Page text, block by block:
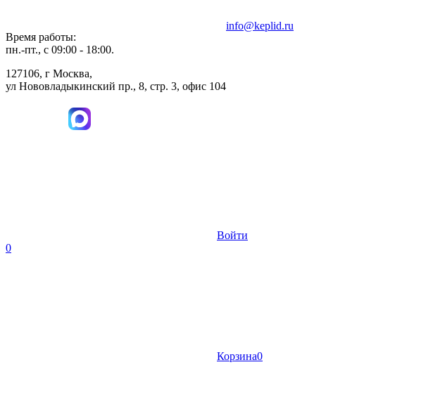
Время работы:
пн.-пт., с 09:00 - 18:00.
127106, г Москва,
ул Нововладыкинский пр., 8, стр. 3, офис 104
info@keplid.ru
Войти
0
Корзина0